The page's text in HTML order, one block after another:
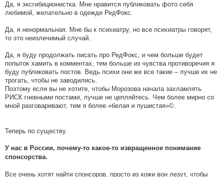
Да, я эксгибиционистка. Мне нравится публиковать фото себя
любимой, желательно в одежде РедФокс.
Да, я ненормальная. Мне бы к психиатру, но все психиатры говорят,
то это неизлечимый случай.
Да, я буду продолжать писать про РедФокс, и чем больше будет
попыток хамить в комментах, тем больше из чувства противоречия я
буду публиковать постов. Ведь психи они же все такие – лучше их не
трогать, чтобы не заводились.
Поэтому если вы не хотите, чтобы Морозова начала захламлять
РИСК гневными постами, лучше не цепляйтесь. Чем более мирно со
мной разговаривают, тем я более «белая и пушистая»©.
Теперь по существу.
У нас в России, почему-то какое-то извращенное понимание
спонсорства.
Все очень хотят найти спонсоров, просто из кожи вон лезут, чтобы